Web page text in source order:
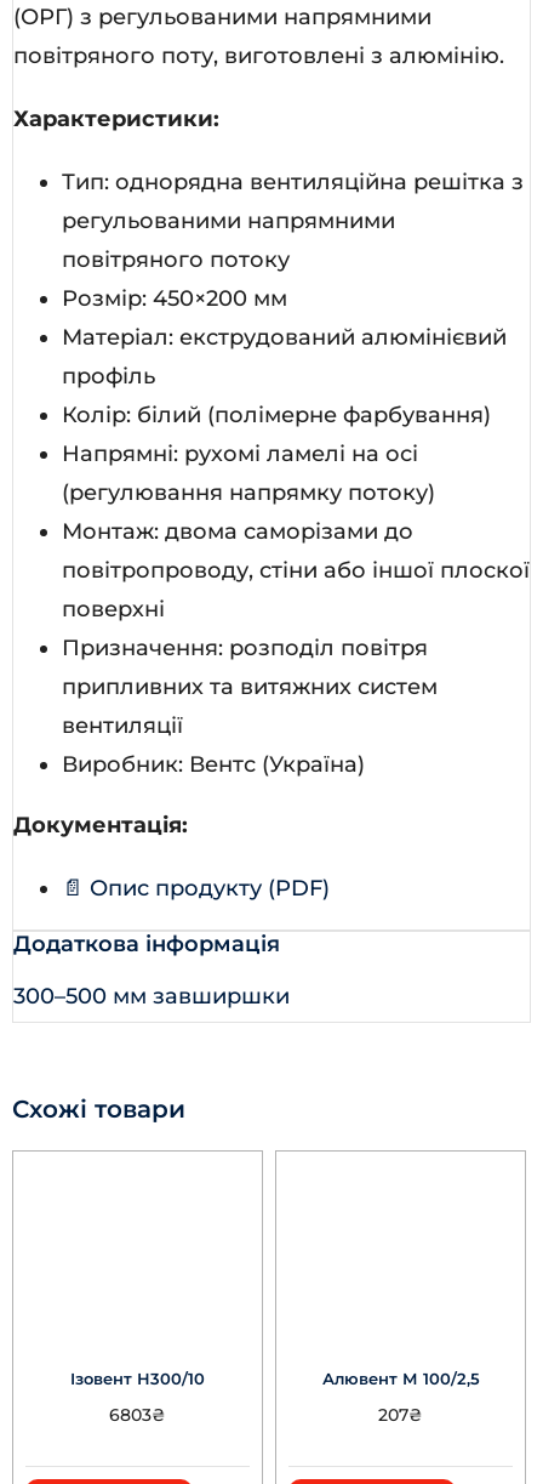
(ОРГ) з регульованими напрямними
повітряного поту, виготовлені з алюмінію.
Характеристики:
Тип: однорядна вентиляційна решітка з
регульованими напрямними
повітряного потоку
Розмір: 450×200 мм
Матеріал: екструдований алюмінієвий
профіль
Колір: білий (полімерне фарбування)
Напрямні: рухомі ламелі на осі
(регулювання напрямку потоку)
Монтаж: двома саморізами до
повітропроводу, стіни або іншої плоскої
поверхні
Призначення: розподіл повітря
припливних та витяжних систем
вентиляції
Виробник: Вентс (Україна)
Документація:
📄 Опис продукту (PDF)
Додаткова інформація
300–500 мм завширшки
Схожі товари
Ізовент Н300/10
6803₴
Алювент М 100/2,5
207₴